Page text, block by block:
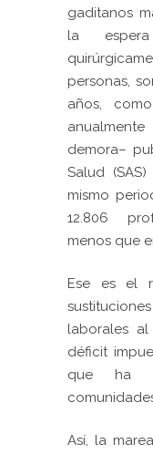
gaditanos
la
personas,
años,
demora–
Salud
mismo
12.806
menos que
Ese es el
laborales
déficit
que ha
Así, la